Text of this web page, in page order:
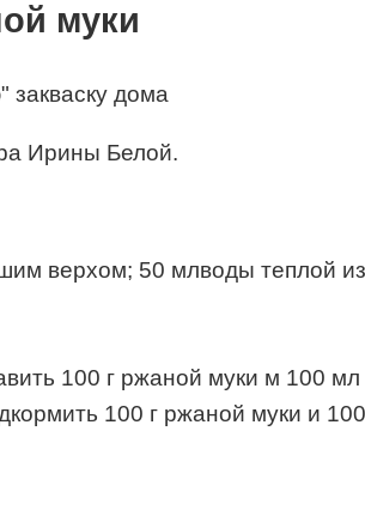
муки
Ирины Белой.
верхом; 50 млводы теплой
100 г ржаной муки м 100
100 г ржаной муки и